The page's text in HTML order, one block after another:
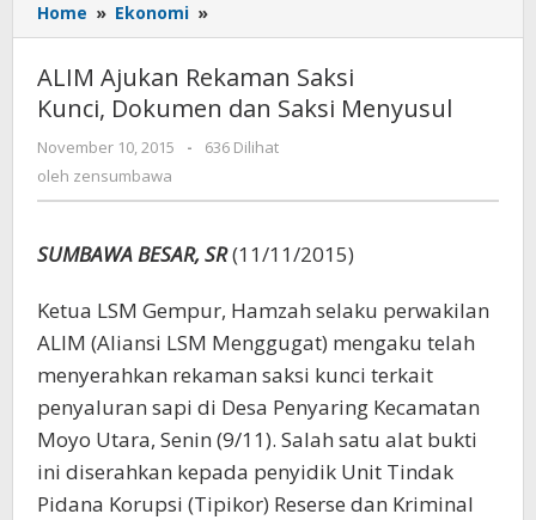
Home » Ekonomi »
Ajukan
Rekaman
Saksi
Kunci, Dokumen
dan
ALIM Ajukan Rekaman Saksi
Kunci, Dokumen dan Saksi Menyusul
November 10, 2015
oleh
-
636 Dilihat
oleh zensumbawa
SUMBAWA BESAR, SR(11/11/2015)
Ketua LSM Gempur, Hamzah selaku perwakilan
ALIM (Aliansi LSM Menggugat) mengaku telah
menyerahkan rekaman saksi kunci terkait
penyaluran sapi di Desa Penyaring Kecamatan
Moyo Utara, Senin (9/11). Salah satu alat bukti
ini diserahkan kepada penyidik Unit Tindak
Pidana Korupsi (Tipikor) Reserse dan Kriminal